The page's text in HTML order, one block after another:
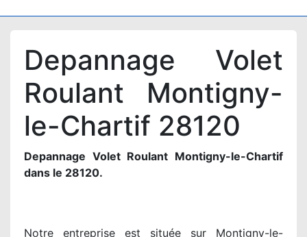
Depannage Volet
Roulant Montigny-
le-Chartif 28120
Depannage Volet Roulant Montigny-le-Chartif
dans le 28120.
Notre entreprise est située sur Montigny-le-